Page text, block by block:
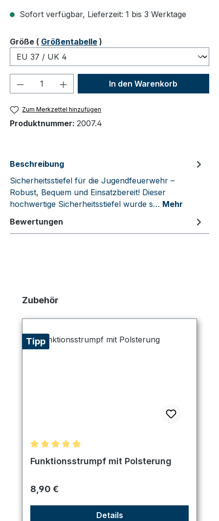
Sofort verfügbar, Lieferzeit: 1 bis 3 Werktage
Größeauswählen
( Größentabelle )
Produkt Anzahl: Gib denIn den Warenkorb
Zum Merkzettel hinzufügen
Produktnummer: 2007.4
Beschreibung
Sicherheitsstiefel für die Jugendfeuerwehr –
Robust, Bequem und Einsatzbereit! Dieser
hochwertige Sicherheitsstiefel wurde s… Mehr
Bewertungen
Produktgalerie überspringen
Zubehör
Tipp
Durchschnittliche Bewertung von 5 von 5 Sternen
Funktionsstrumpf mit Polsterung
Regulärer Preis:
8,90 €
Details